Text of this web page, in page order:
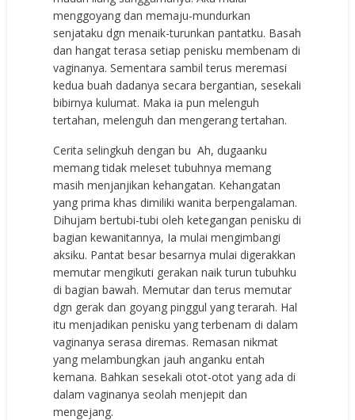
menggoyang dan memaju-mundurkan
senjataku dgn menaik-turunkan pantatku. Basah
dan hangat terasa setiap penisku membenam di
vaginanya. Sementara sambil terus meremasi
kedua buah dadanya secara bergantian, sesekali
bibirnya kulumat. Maka ia pun melenguh
tertahan, melenguh dan mengerang tertahan.
Cerita selingkuh dengan bu Ah, dugaanku
memang tidak meleset tubuhnya memang
masih menjanjikan kehangatan. Kehangatan
yang prima khas dimiliki wanita berpengalaman.
Dihujam bertubi-tubi oleh ketegangan penisku di
bagian kewanitannya, Ia mulai mengimbangi
aksiku. Pantat besar besarnya mulai digerakkan
memutar mengikuti gerakan naik turun tubuhku
di bagian bawah. Memutar dan terus memutar
dgn gerak dan goyang pinggul yang terarah. Hal
itu menjadikan penisku yang terbenam di dalam
vaginanya serasa diremas. Remasan nikmat
yang melambungkan jauh anganku entah
kemana. Bahkan sesekali otot-otot yang ada di
dalam vaginanya seolah menjepit dan
mengejang.